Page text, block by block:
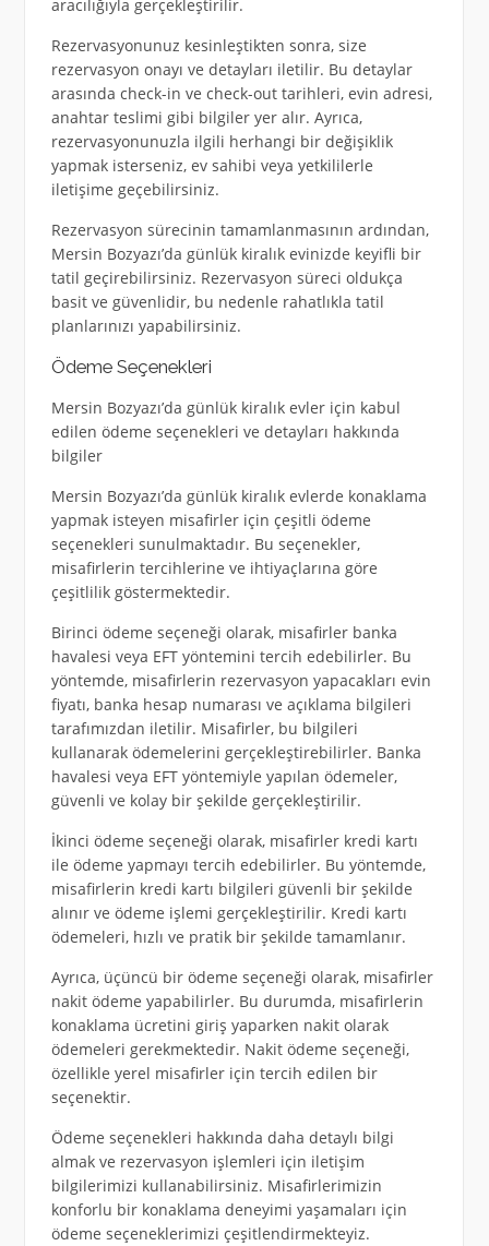
aracılığıyla gerçekleştirilir.
Rezervasyonunuz kesinleştikten sonra, size
rezervasyon onayı ve detayları iletilir. Bu detaylar
arasında check-in ve check-out tarihleri, evin adresi,
anahtar teslimi gibi bilgiler yer alır. Ayrıca,
rezervasyonunuzla ilgili herhangi bir değişiklik
yapmak isterseniz, ev sahibi veya yetkililerle
iletişime geçebilirsiniz.
Rezervasyon sürecinin tamamlanmasının ardından,
Mersin Bozyazı’da günlük kiralık evinizde keyifli bir
tatil geçirebilirsiniz. Rezervasyon süreci oldukça
basit ve güvenlidir, bu nedenle rahatlıkla tatil
planlarınızı yapabilirsiniz.
Ödeme Seçenekleri
Mersin Bozyazı’da günlük kiralık evler için kabul
edilen ödeme seçenekleri ve detayları hakkında
bilgiler
Mersin Bozyazı’da günlük kiralık evlerde konaklama
yapmak isteyen misafirler için çeşitli ödeme
seçenekleri sunulmaktadır. Bu seçenekler,
misafirlerin tercihlerine ve ihtiyaçlarına göre
çeşitlilik göstermektedir.
Birinci ödeme seçeneği olarak, misafirler banka
havalesi veya EFT yöntemini tercih edebilirler. Bu
yöntemde, misafirlerin rezervasyon yapacakları evin
fiyatı, banka hesap numarası ve açıklama bilgileri
tarafımızdan iletilir. Misafirler, bu bilgileri
kullanarak ödemelerini gerçekleştirebilirler. Banka
havalesi veya EFT yöntemiyle yapılan ödemeler,
güvenli ve kolay bir şekilde gerçekleştirilir.
İkinci ödeme seçeneği olarak, misafirler kredi kartı
ile ödeme yapmayı tercih edebilirler. Bu yöntemde,
misafirlerin kredi kartı bilgileri güvenli bir şekilde
alınır ve ödeme işlemi gerçekleştirilir. Kredi kartı
ödemeleri, hızlı ve pratik bir şekilde tamamlanır.
Ayrıca, üçüncü bir ödeme seçeneği olarak, misafirler
nakit ödeme yapabilirler. Bu durumda, misafirlerin
konaklama ücretini giriş yaparken nakit olarak
ödemeleri gerekmektedir. Nakit ödeme seçeneği,
özellikle yerel misafirler için tercih edilen bir
seçenektir.
Ödeme seçenekleri hakkında daha detaylı bilgi
almak ve rezervasyon işlemleri için iletişim
bilgilerimizi kullanabilirsiniz. Misafirlerimizin
konforlu bir konaklama deneyimi yaşamaları için
ödeme seçeneklerimizi çeşitlendirmekteyiz.